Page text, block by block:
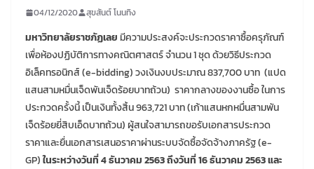
04/12/2020 สุขสันต์ โนนทิง
มหาวิทยาลัยราชภัฏเลยมีความประสงค์จะประกวดราคาซื้อครุภัณฑ์
เพื่อห้องปฏิบัติการทางคณิตศาสตร์ จำนวน 1 ชุด ด้วยวิธีประกวด
อิเล็คทรอนิกส์ (e-bidding) วงเงินงบประมาณ 837,700 บาท (แปด
แสนสามหมื่นเจ็ดพันเจ็ดร้อยบาทถ้วน) ราคากลางของงานซื้อ ในการ
ประกวดครั้งนี้ เป็นเงินทั้งสิ้น 963,721 บาท (เก้าแสนหกหมื่นสามพัน
เจ็ดร้อยยี่สิบเอ็ดบาทถ้วน) ผู้สนใจสามารถขอรับเอกสารประกวด
ราคาและยื่นเอกสารเสนอราคาผ่านระบบจัดซื้อจัดจ้างภาครัฐ (e-
GP)ในระหว่างวันที่4 ธันวาคม 2563 ถึงวันที่ 16 ธันวาคม 2563 และ